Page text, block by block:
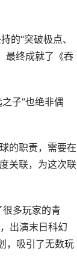
的“突破极点、
最终成就了《吞
子”也绝非偶
的职责，需要在
关联，为这次联
多玩家的青
出演末日科幻
，吸引了无数玩